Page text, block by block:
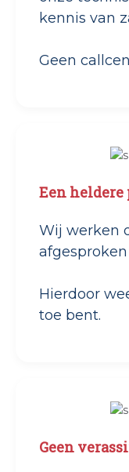
kennis van
Geen
Een heldere
Wij werken
Hierdoor
toe bent.
Geen